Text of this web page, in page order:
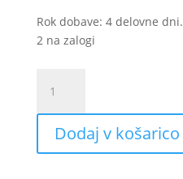
Rok dobave: 4 delovne dni.
2 na zalogi
slinček
-
Jeans
moder
Dodaj v košarico